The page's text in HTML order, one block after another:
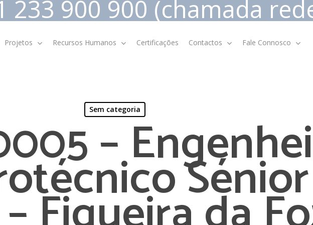
233 900 900 (chamada
Indicadores Económicos e
Relatórios e Contas
Projetos Recursos Humanos Certificações Contactos Fale Connosco
Sem categoria
– Sénior